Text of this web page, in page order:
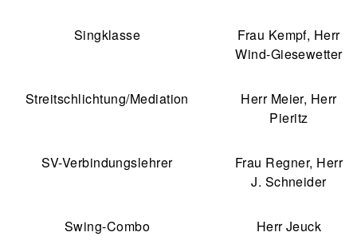
Singklasse
Frau Kempf, Herr
Wind-Giesewetter
Streitschlichtung/Mediation
Herr Meier, Herr
Pieritz
SV-Verbindungslehrer
Frau Regner, Herr
J. Schneider
Swing-Combo Herr Jeuck